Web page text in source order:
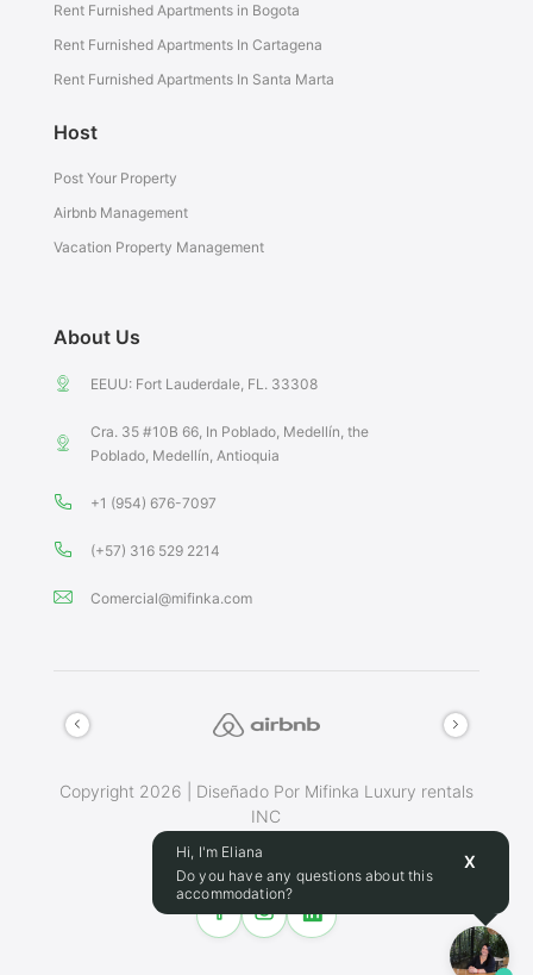
Hi, I'm Eliana
Do you have any questions about this
accommodation?
X
Rent Furnished Apartments in Bogota
Rent Furnished Apartments In Cartagena
Rent Furnished Apartments In Santa Marta
Host
Post Your Property
Airbnb Management
Vacation Property Management
About Us
EEUU: Fort Lauderdale, FL. 33308
Cra. 35 #10B 66, In Poblado, Medellín, the
Poblado, Medellín, Antioquia
+1 (954) 676-7097
(+57) 316 529 2214
Comercial@mifinka.com
Copyright 2026 | Diseñado Por Mifinka Luxury rentals
INC
Terminos Y Condiciones